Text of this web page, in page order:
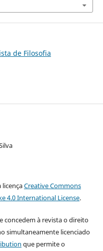
de Filosofia
licençaCreative Commons
4.0 International License.
concedem à revista o direito
simultaneamente licenciado
que permite o